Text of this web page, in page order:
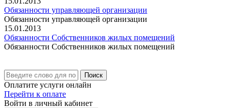
Обязанности управляющей организации
Обязанности управляющей организации
15.01.2013
Обязанности Собственников жилых помещений
Обязанности Собственников жилых помещений
Поиск
Оплатите услуги онлайн
Перейти к оплате
Войти в личный кабинет